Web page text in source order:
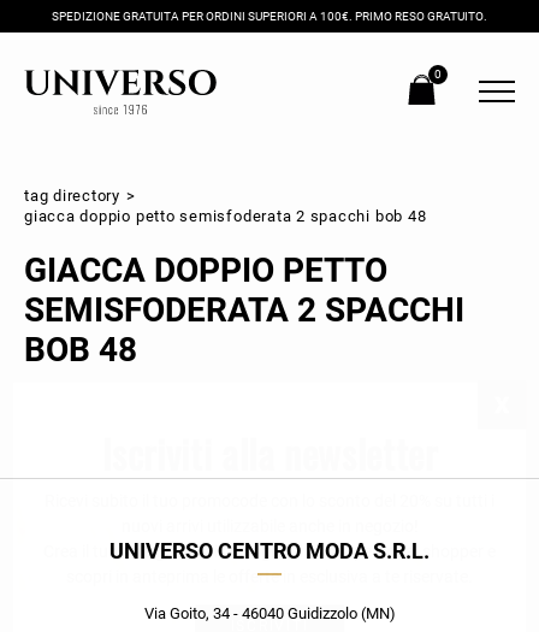
SPEDIZIONE GRATUITA PER ORDINI SUPERIORI A 100€. PRIMO RESO GRATUITO.
0
tag directory >
giacca doppio petto semisfoderata 2 spacchi bob 48
GIACCA DOPPIO PETTO
SEMISFODERATA 2 SPACCHI
BOB 48
UNIVERSO CENTRO MODA S.R.L.
Via Goito, 34 - 46040 Guidizzolo (MN)
Crea il tuo stile grazie ai consigli dei nostri personal shopper e
scopri in anteprima le offerte in esclusiva a te riservate.